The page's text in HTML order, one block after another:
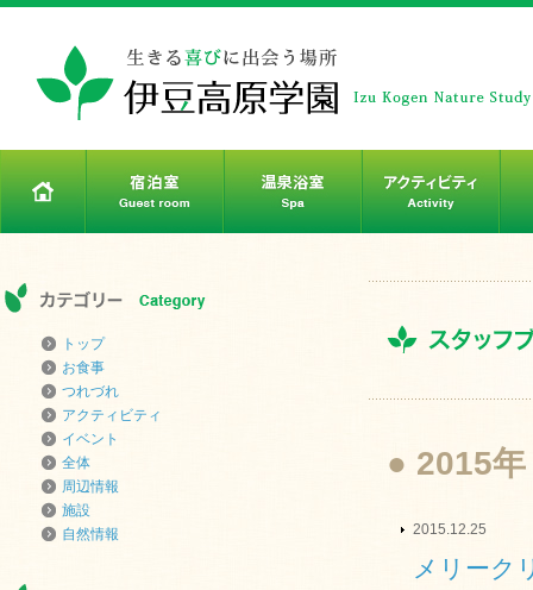
トップ
お食事
つれづれ
アクティビティ
イベント
全体
周辺情報
施設
自然情報
● 2015年
2015.12.25
メリーク